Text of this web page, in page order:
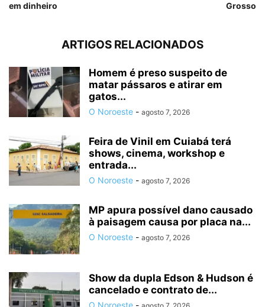
em dinheiro
Grosso
ARTIGOS RELACIONADOS
Homem é preso suspeito de
matar pássaros e atirar em
gatos...
O Noroeste - agosto 7, 2026
Feira de Vinil em Cuiabá terá
shows, cinema, workshop e
entrada...
O Noroeste - agosto 7, 2026
MP apura possível dano causado
à paisagem causa por placa na...
O Noroeste - agosto 7, 2026
Show da dupla Edson & Hudson é
cancelado e contrato de...
O Noroeste -